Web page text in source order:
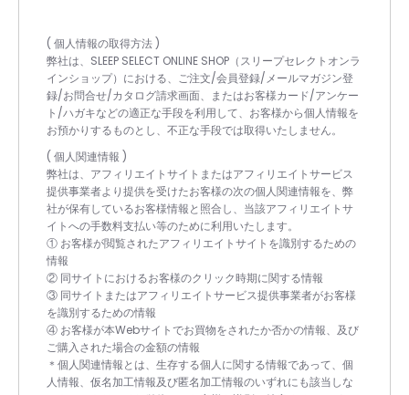
( 個人情報の取得方法 )
弊社は、SLEEP SELECT ONLINE SHOP（スリープセレクトオンラ
インショップ）における、ご注文/会員登録/メールマガジン登
録/お問合せ/カタログ請求画面、またはお客様カード/アンケー
ト/ハガキなどの適正な手段を利用して、お客様から個人情報を
お預かりするものとし、不正な手段では取得いたしません。
( 個人関連情報 )
弊社は、アフィリエイトサイトまたはアフィリエイトサービス
提供事業者より提供を受けたお客様の次の個人関連情報を、弊
社が保有しているお客様情報と照合し、当該アフィリエイトサ
イトへの手数料支払い等のために利用いたします。
① お客様が閲覧されたアフィリエイトサイトを識別するための
情報
② 同サイトにおけるお客様のクリック時期に関する情報
③ 同サイトまたはアフィリエイトサービス提供事業者がお客様
を識別するための情報
④ お客様が本Webサイトでお買物をされたか否かの情報、及び
ご購入された場合の金額の情報
＊個人関連情報とは、生存する個人に関する情報であって、個
人情報、仮名加工情報及び匿名加工情報のいずれにも該当しな